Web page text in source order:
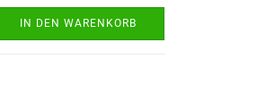
IN DEN WARENKORB